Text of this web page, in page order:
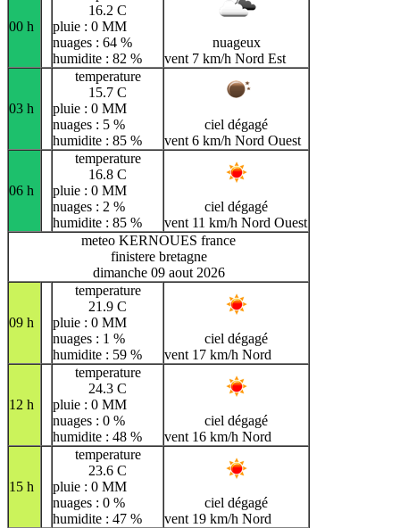
00 h
16.2 C
pluie : 0 MM
nuages : 64 %
humidite : 82 %
nuageux
vent 7 km/h Nord Est
03 h
temperature
15.7 C
pluie : 0 MM
nuages : 5 %
humidite : 85 %
ciel dégagé
vent 6 km/h Nord Ouest
06 h
temperature
16.8 C
pluie : 0 MM
nuages : 2 %
humidite : 85 %
ciel dégagé
vent 11 km/h Nord Ouest
meteo KERNOUES france
finistere bretagne
dimanche 09 aout 2026
09 h
temperature
21.9 C
pluie : 0 MM
nuages : 1 %
humidite : 59 %
ciel dégagé
vent 17 km/h Nord
12 h
temperature
24.3 C
pluie : 0 MM
nuages : 0 %
humidite : 48 %
ciel dégagé
vent 16 km/h Nord
15 h
temperature
23.6 C
pluie : 0 MM
nuages : 0 %
humidite : 47 %
ciel dégagé
vent 19 km/h Nord